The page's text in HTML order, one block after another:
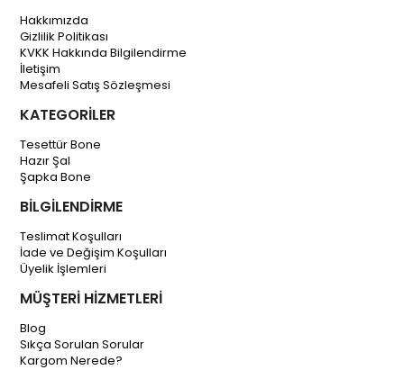
Hakkımızda
Gizlilik Politikası
KVKK Hakkında Bilgilendirme
İletişim
Mesafeli Satış Sözleşmesi
KATEGORİLER
Tesettür Bone
Hazır Şal
Şapka Bone
BİLGİLENDİRME
Teslimat Koşulları
İade ve Değişim Koşulları
Üyelik İşlemleri
MÜŞTERİ HİZMETLERİ
Blog
Sıkça Sorulan Sorular
Kargom Nerede?